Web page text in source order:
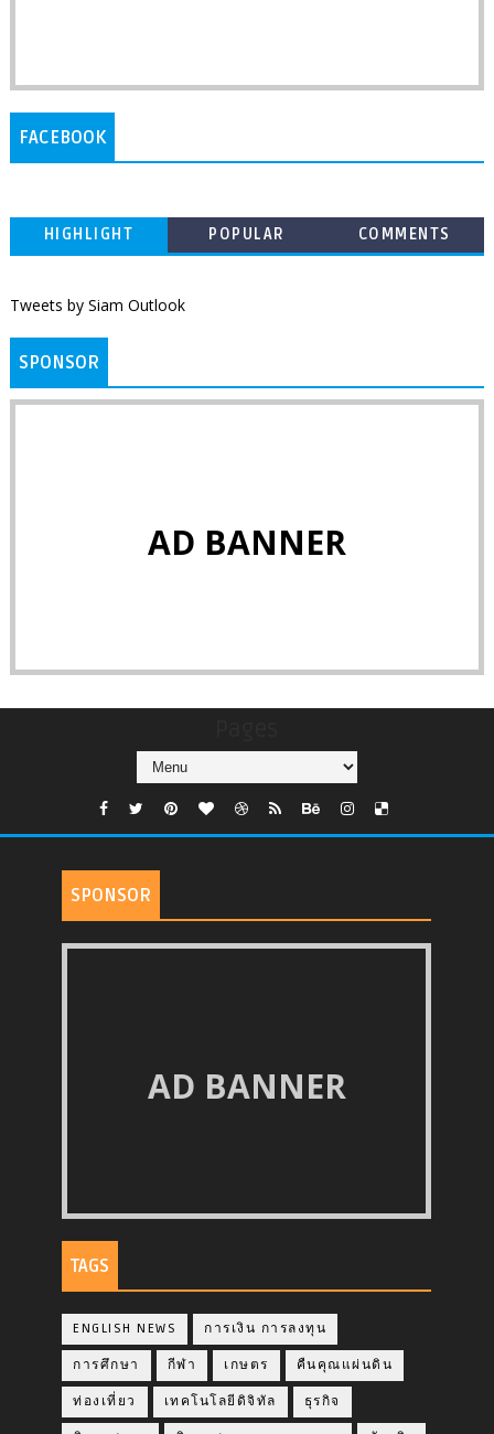
FACEBOOK
HIGHLIGHT POPULAR COMMENTS
Tweets by Siam Outlook
SPONSOR
AD BANNER
SPONSOR
AD BANNER
TAGS
ENGLISH NEWS การเงิน การลงทุน
การศึกษา กีฬา เกษตร คืนคุณแผ่นดิน
ท่องเที่ยว เทคโนโลยีดิจิทัล ธุรกิจ